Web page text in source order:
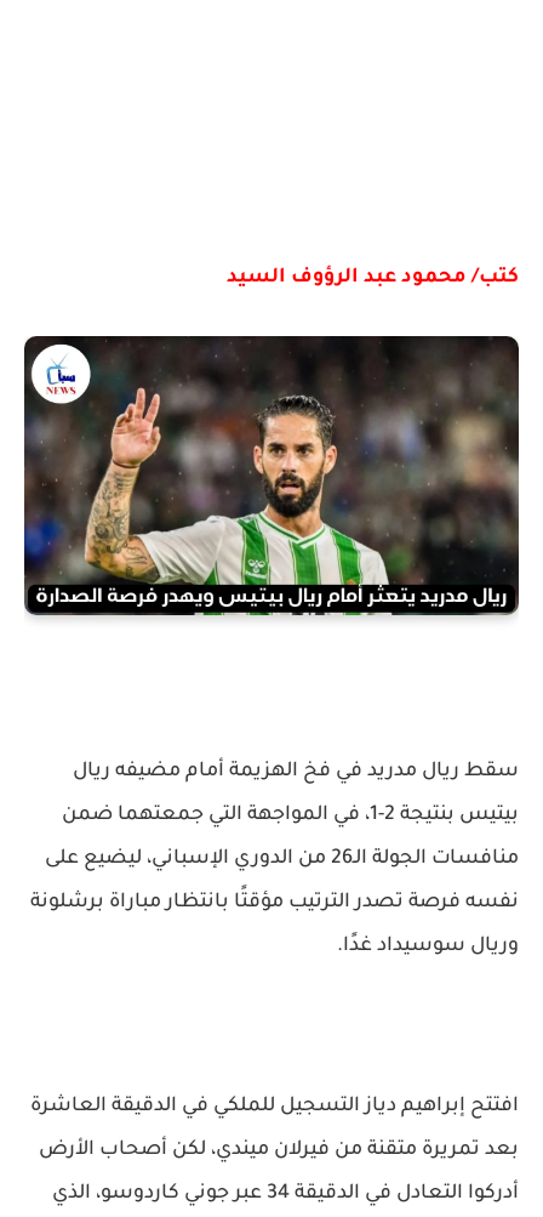
كتب/ محمود عبد الرؤوف السيد
سقط ريال مدريد في فخ الهزيمة أمام مضيفه ريال
بيتيس بنتيجة 2-1، في المواجهة التي جمعتهما ضمن
منافسات الجولة الـ26 من الدوري الإسباني، ليضيع على
نفسه فرصة تصدر الترتيب مؤقتًا بانتظار مباراة برشلونة
وريال سوسيداد غدًا.
افتتح إبراهيم دياز التسجيل للملكي في الدقيقة العاشرة
بعد تمريرة متقنة من فيرلان ميندي، لكن أصحاب الأرض
أدركوا التعادل في الدقيقة 34 عبر جوني كاردوسو، الذي